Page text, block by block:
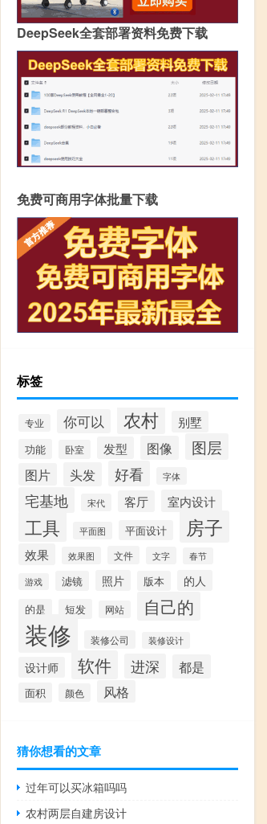
DeepSeek全套部署资料免费下载
免费可商用字体批量下载
标签
专业 你可以 农村 别墅
功能 卧室 发型 图像 图层
图片 头发 好看 字体
宅基地 宋代 客厅 室内设计
工具 平面图 平面设计 房子
效果 效果图 文件 文字 春节
游戏 滤镜 照片 版本 的人
的是 短发 网站 自己的
装修 装修公司 装修设计
设计师 软件 进深 都是
面积 颜色 风格
猜你想看的文章
过年可以买冰箱吗吗
农村两层自建房设计